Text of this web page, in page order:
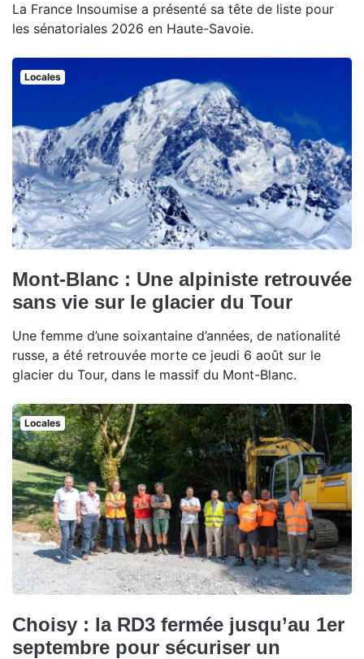
La France Insoumise a présenté sa tête de liste pour
les sénatoriales 2026 en Haute-Savoie.
Locales
Mont-Blanc : Une alpiniste retrouvée
sans vie sur le glacier du Tour
Une femme d’une soixantaine d’années, de nationalité
russe, a été retrouvée morte ce jeudi 6 août sur le
glacier du Tour, dans le massif du Mont-Blanc.
Locales
Choisy : la RD3 fermée jusqu’au 1er
septembre pour sécuriser un